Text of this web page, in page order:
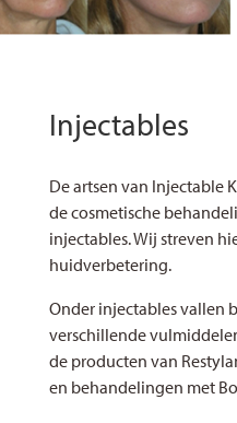
Injectables
De artsen van Injectable
de cosmetische
injectables. Wij streven
huidverbetering.
Onder injectables vallen
verschillende
de producten van
en behandelingen met